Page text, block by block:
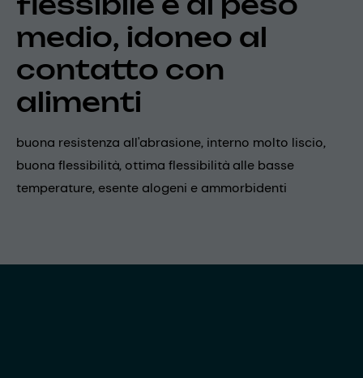
medio, idoneo al
contatto con
alimenti
buona resistenza all'abrasione, interno molto liscio,
buona flessibilità, ottima flessibilità alle basse
temperature, esente alogeni e ammorbidenti